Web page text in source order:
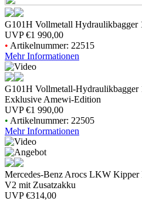
G101H Vollmetall Hydraulikbagger
UVP€1 990,00
• Artikelnummer: 22515
Mehr Informationen
G101H Vollmetall-Hydraulikbagger
Exklusive Amewi-Edition
UVP€1 990,00
• Artikelnummer: 22505
Mehr Informationen
Mercedes-Benz Arocs LKW
V2 mit Zusatzakku
UVP€314,00